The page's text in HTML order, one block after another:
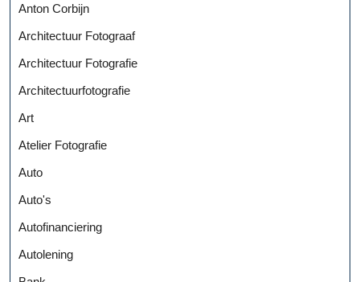
Anton Corbijn
Architectuur Fotograaf
Architectuur Fotografie
Architectuurfotografie
Art
Atelier Fotografie
Auto
Auto's
Autofinanciering
Autolening